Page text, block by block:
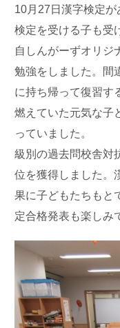
10月27日漢字検定が
検定を受ける子も受
自しんがーずオリジ
勉強をしました。間
に持ち帰って復習す
燃えていた元気な子
っていました。
級別の過去問校舎対
位を獲得しました。
果に子どもたちもと
定合格発表も楽しみ